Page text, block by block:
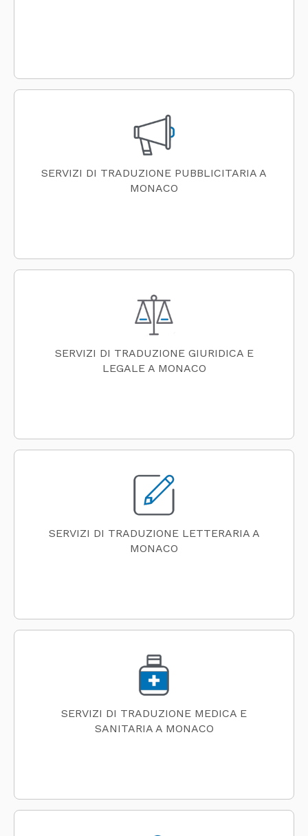
SERVIZI DI TRADUZIONE PUBBLICITARIA A
MONACO
SERVIZI DI TRADUZIONE GIURIDICA E
LEGALE A MONACO
SERVIZI DI TRADUZIONE LETTERARIA A
MONACO
SERVIZI DI TRADUZIONE MEDICA E
SANITARIA A MONACO